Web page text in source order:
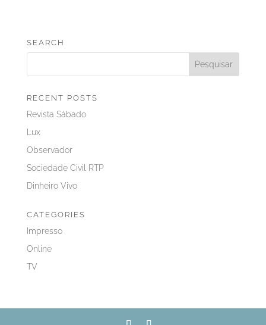
SEARCH
RECENT POSTS
Revista Sábado
Lux
Observador
Sociedade Civil RTP
Dinheiro Vivo
CATEGORIES
Impresso
Online
TV